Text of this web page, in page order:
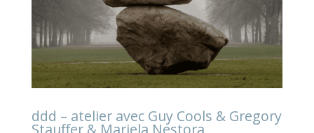
ddd – atelier avec Guy Cools & Gregory
Stauffer & Mariela Nestora